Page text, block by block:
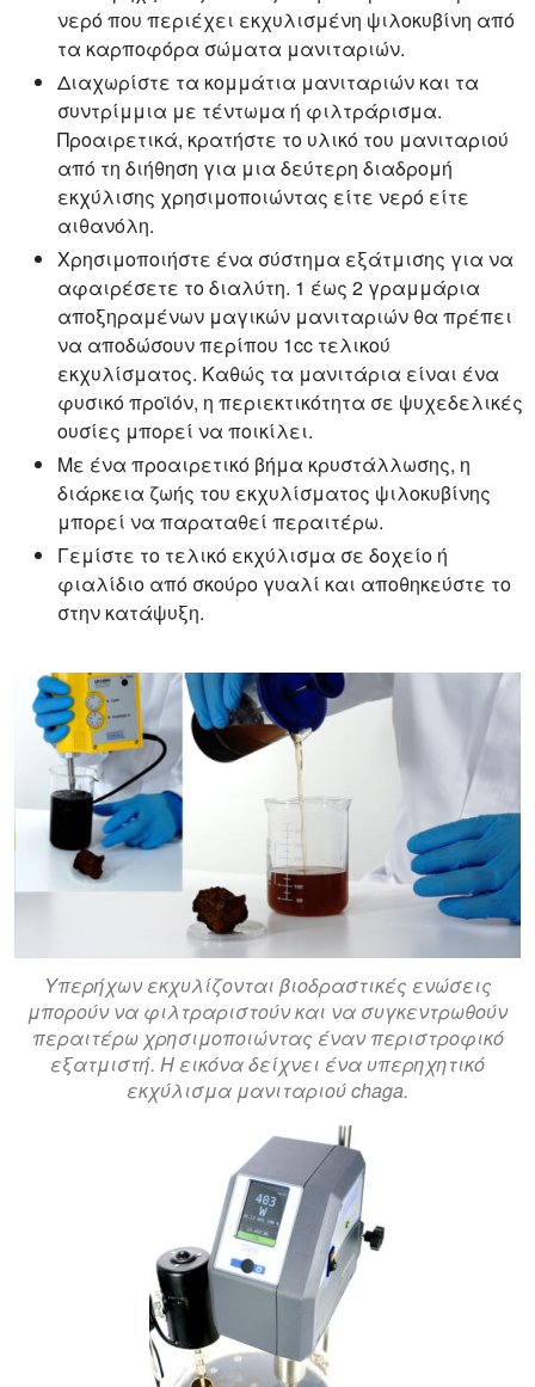
νερό που περιέχει εκχυλισμένη ψιλοκυβίνη από
τα καρποφόρα σώματα μανιταριών.
Διαχωρίστε τα κομμάτια μανιταριών και τα
συντρίμμια με τέντωμα ή φιλτράρισμα.
Προαιρετικά, κρατήστε το υλικό του μανιταριού
από τη διήθηση για μια δεύτερη διαδρομή
εκχύλισης χρησιμοποιώντας είτε νερό είτε
αιθανόλη.
Χρησιμοποιήστε ένα σύστημα εξάτμισης για να
αφαιρέσετε το διαλύτη. 1 έως 2 γραμμάρια
αποξηραμένων μαγικών μανιταριών θα πρέπει
να αποδώσουν περίπου 1cc τελικού
εκχυλίσματος. Καθώς τα μανιτάρια είναι ένα
φυσικό προϊόν, η περιεκτικότητα σε ψυχεδελικές
ουσίες μπορεί να ποικίλει.
Με ένα προαιρετικό βήμα κρυστάλλωσης, η
διάρκεια ζωής του εκχυλίσματος ψιλοκυβίνης
μπορεί να παραταθεί περαιτέρω.
Γεμίστε το τελικό εκχύλισμα σε δοχείο ή
φιαλίδιο από σκούρο γυαλί και αποθηκεύστε το
στην κατάψυξη.
Υπερήχων εκχυλίζονται βιοδραστικές ενώσεις
μπορούν να φιλτραριστούν και να συγκεντρωθούν
περαιτέρω χρησιμοποιώντας έναν περιστροφικό
εξατμιστή. Η εικόνα δείχνει ένα υπερηχητικό
εκχύλισμα μανιταριού chaga.